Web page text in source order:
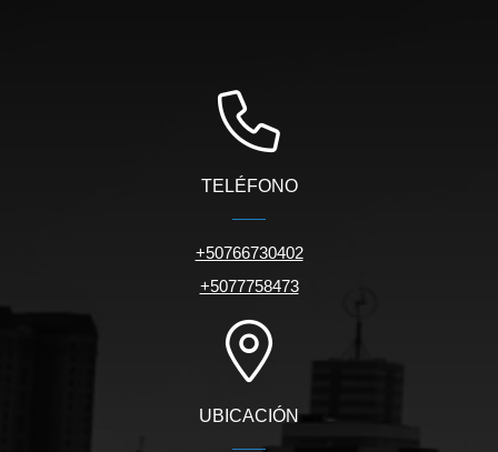
TELÉFONO
+50766730402
+5077758473
UBICACIÓN